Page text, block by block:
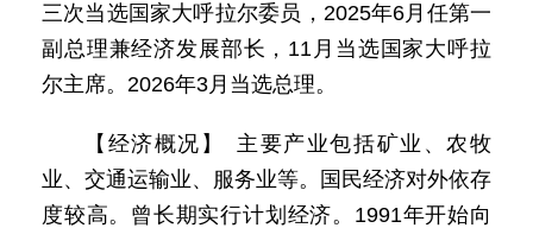
三次当选国家大呼拉尔委员，2025年6月任第一
副总理兼经济发展部长，11月当选国家大呼拉
尔主席。2026年3月当选总理。
【经济概况】 主要产业包括矿业、农牧
业、交通运输业、服务业等。国民经济对外依存
度较高。曾长期实行计划经济。1991年开始向